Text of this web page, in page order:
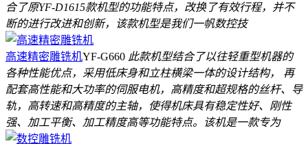
合了原YF-D1615款机型的功能特点，改换了有效行程，并不
断的进行改进和创新，该款机型是我们一帆数控技
高速精密雕铣机YF-G660 此款机型结合了以往轻重型机器的
各种性能优点，采用低床身和立柱横梁一体的设计结构， 再
配套高性能和大功率的伺服电机，高精度和超规格的丝杆、导
轨，高转速和高精度的主轴，使得机床具有稳定性好、刚性
强、加工平衡、加工精度高等功能特点。该机是一款专为